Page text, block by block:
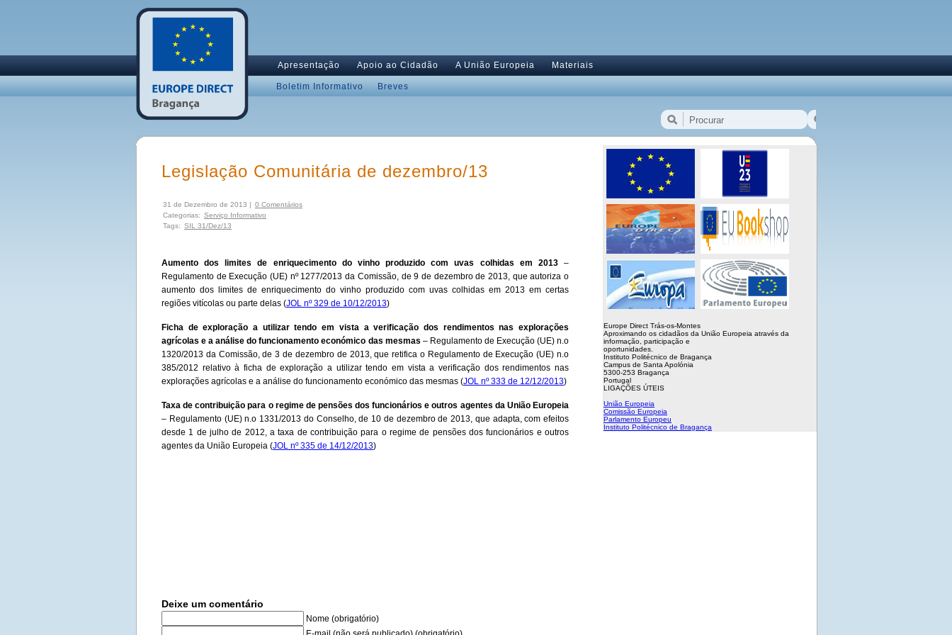
Apresentação Apoio ao Cidadão A União Europeia Materiais
Boletim Informativo Breves
Legislação Comunitária de dezembro/13
31 de Dezembro de 2013 | 0 Comentários
Categorias: Serviço Informativo
Tags: SIL 31/Dez/13
Aumento dos limites de enriquecimento do vinho produzido com uvas colhidas em 2013–
Regulamento de Execução (UE) nº 1277/2013 da Comissão, de 9 de dezembro de 2013, que autoriza o
aumento dos limites de enriquecimento do vinho produzido com uvas colhidas em 2013 em certas
regiões vitícolas ou parte delas (JOL nº 329 de 10/12/2013)
Ficha de exploração a utilizar tendo em vista a verificação dos rendimentos nas explorações
agrícolas e a análise do funcionamento económico das mesmas – Regulamento de Execução (UE) n.o
1320/2013 da Comissão, de 3 de dezembro de 2013, que retifica o Regulamento de Execução (UE) n.o
385/2012 relativo à ficha de exploração a utilizar tendo em vista a verificação dos rendimentos nas
explorações agrícolas e a análise do funcionamento económico das mesmas (JOL nº 333 de 12/12/2013)
Taxa de contribuição para o regime de pensões dos funcionários e outros agentes da União Europeia
– Regulamento (UE) n.o 1331/2013 do Conselho, de 10 de dezembro de 2013, que adapta, com efeitos
desde 1 de julho de 2012, a taxa de contribuição para o regime de pensões dos funcionários e outros
agentes da União Europeia (JOL nº 335 de 14/12/2013)
Deixe um comentário
Nome (obrigatório)
Europe Direct Trás-os-Montes
Aproximando os cidadãos da União Europeia através da
informação, participação e
oportunidades.
Instituto Politécnico de Bragança
Campus de Santa Apolónia
5300-253 Bragança
Portugal
LIGAÇÕES ÚTEIS
União Europeia
Comissão Europeia
Parlamento Europeu
Instituto Politécnico de Bragança